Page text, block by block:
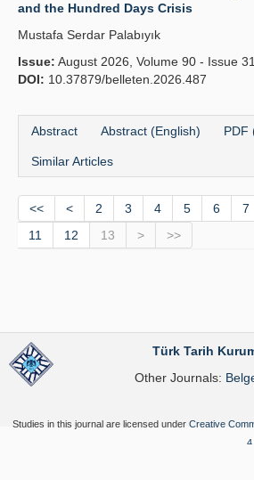
and the Hundred Days Crisis
Mustafa Serdar Palabıyık
Issue: August 2026, Volume 90 - Issue
DOI: 10.37879/belleten.2026.487
Abstract Abstract (English) PDF
Similar Articles
<< < 2 3 4 5 6 7
11
12 13 > >>
Türk Tarih
Other Journals:
Studies in this journal are licensed under Creative